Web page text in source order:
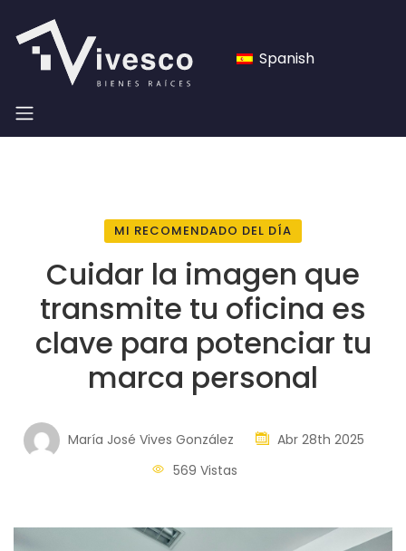
Spanish
MI RECOMENDADO DEL DÍA
Cuidar la imagen que
transmite tu oficina es
clave para potenciar tu
marca personal
María José Vives González
Abr 28th 2025
569 Vistas